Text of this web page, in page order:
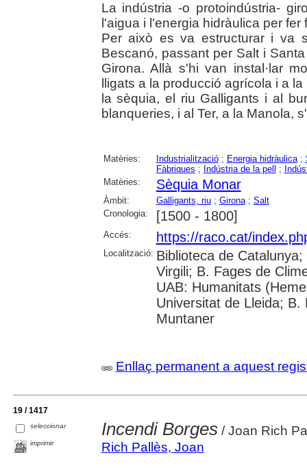
La indústria -o protoindústria-
l'aigua i l'energia hidràulica per
Per això es va estructurar i va
Bescanó, passant per Salt i
Girona. Allà s'hi van instal·lar
lligats a la producció agrícola i a
la sèquia, el riu Galligants i al
blanqueries, i al Ter, a la Manola,
Matèries: Industrialització; Energia hidràulica;
Fàbriques ; Indústria de la pell ;
Matèries:
Sèquia Monar
Àmbit: Galligants, riu; Girona; Salt
Cronologia:
[1500 - 1800]
Accés: https://raco.cat/
Localització: Biblioteca de
Virgili; B. Fages de
UAB: Humanitats
Universitat de Lleida;
Muntaner
Enllaç permanent a aquest
19 / 1417
seleccionar
imprimir
Incendi Borges/ Joan Rich
Rich Pallès, Joan